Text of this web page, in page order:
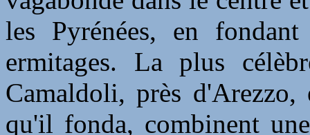
les Pyrénées, en
ermitages. La plus
Camaldoli, près d'Arezzo,
qu'il fonda, combinent